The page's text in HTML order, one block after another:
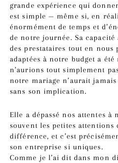
grande expérience qui
est simple — même si, en
énormément de temps et
de notre journée. Sa
des prestataires tout en nous
adaptées à notre budget a
n’aurions tout simplement
notre mariage n’aurait
sans son implication.
Elle a dépassé nos attentes à
souvent les petites
différence, et c’est
son entreprise si uniques.
Comme je l’ai dit dans mon